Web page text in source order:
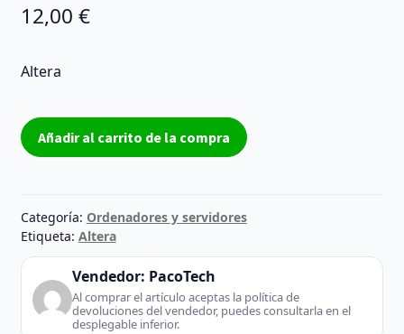
12,00 €
Altera
EPM7064LC84-
10
Añadir al carrito de la compra
Categoría: Ordenadores y servidores
Etiqueta: Altera
Vendedor: PacoTech
Al comprar el artículo aceptas la política de
devoluciones del vendedor, puedes consultarla en el
desplegable inferior.